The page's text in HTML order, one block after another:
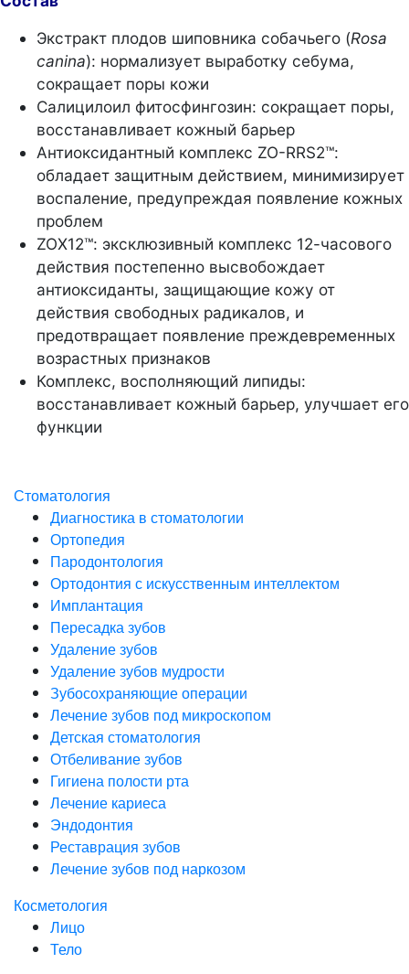
Экстракт плодов шиповника собачьего (Rosa
canina): нормализует выработку себума,
сокращает поры кожи
Салицилоил фитосфингозин: сокращает поры,
восстанавливает кожный барьер
Антиоксидантный комплекс ZO-RRS2™:
обладает защитным действием, минимизирует
воспаление, предупреждая появление кожных
проблем
ZOX12™: эксклюзивный комплекс 12-часового
действия постепенно высвобождает
антиоксиданты, защищающие кожу от
действия свободных радикалов, и
предотвращает появление преждевременных
возрастных признаков
Комплекс, восполняющий липиды:
восстанавливает кожный барьер, улучшает его
функции
Стоматология
Диагностика в стоматологии
Ортопедия
Пародонтология
Ортодонтия с искусственным интеллектом
Имплантация
Пересадка зубов
Удаление зубов
Удаление зубов мудрости
Зубосохраняющие операции
Лечение зубов под микроскопом
Детская стоматология
Отбеливание зубов
Гигиена полости рта
Лечение кариеса
Эндодонтия
Реставрация зубов
Лечение зубов под наркозом
Косметология
Лицо
Тело